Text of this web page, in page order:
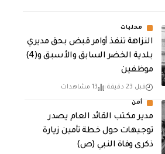
محليات
النزاهة تنفذ أوامر قبض بحق مديري
بلدية الخضر السابق والأسبق و(4)
موظفين
قبل 23 دقيقة 13 مشاهدات
أمن
مدير مكتب القائد العام يصدر
توجيهات حول خطة تأمين زيارة
ذكرى وفاة النبي (ص)